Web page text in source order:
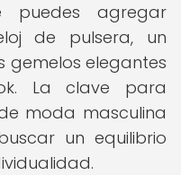
puedes agregar
de pulsera, un
gemelos elegantes
La clave para
moda masculina
un equilibrio